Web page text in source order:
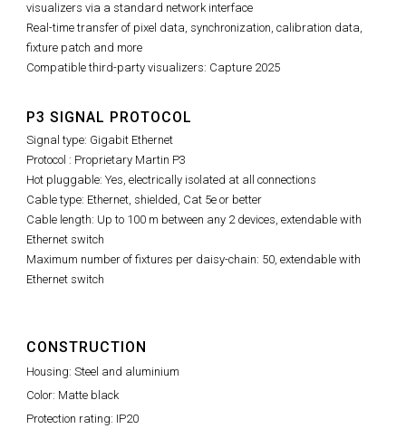
visualizers via a standard network interface
Real-time transfer of pixel data, synchronization, calibration data,
fixture patch and more
Compatible third-party visualizers: Capture 2025
P3 SIGNAL PROTOCOL
Signal type: Gigabit Ethernet
Protocol : Proprietary Martin P3
Hot pluggable: Yes, electrically isolated at all connections
Cable type: Ethernet, shielded, Cat 5e or better
Cable length: Up to 100 m between any 2 devices, extendable with
Ethernet switch
Maximum number of fixtures per daisy-chain: 50, extendable with
Ethernet switch
CONSTRUCTION
Housing: Steel and aluminium
Color: Matte black
Protection rating: IP20